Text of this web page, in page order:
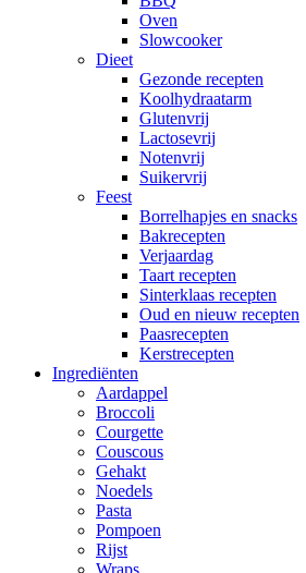
Oven
Slowcooker
Dieet
Gezonde recepten
Koolhydraatarm
Glutenvrij
Lactosevrij
Notenvrij
Suikervrij
Feest
Borrelhapjes en snacks
Bakrecepten
Verjaardag
Taart recepten
Sinterklaas recepten
Oud en nieuw recepten
Paasrecepten
Kerstrecepten
Ingrediënten
Aardappel
Broccoli
Courgette
Couscous
Gehakt
Noedels
Pasta
Pompoen
Rijst
Wraps